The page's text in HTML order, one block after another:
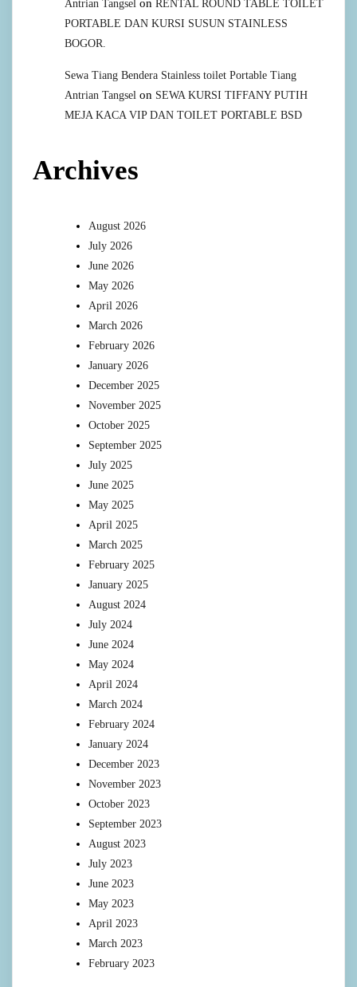
Antrian Tangsel on RENTAL ROUND TABLE TOILET
PORTABLE DAN KURSI SUSUN STAINLESS
BOGOR.
Sewa Tiang Bendera Stainless toilet Portable Tiang
Antrian Tangsel on SEWA KURSI TIFFANY PUTIH
MEJA KACA VIP DAN TOILET PORTABLE BSD
Archives
August 2026
July 2026
June 2026
May 2026
April 2026
March 2026
February 2026
January 2026
December 2025
November 2025
October 2025
September 2025
July 2025
June 2025
May 2025
April 2025
March 2025
February 2025
January 2025
August 2024
July 2024
June 2024
May 2024
April 2024
March 2024
February 2024
January 2024
December 2023
November 2023
October 2023
September 2023
August 2023
July 2023
June 2023
May 2023
April 2023
March 2023
February 2023